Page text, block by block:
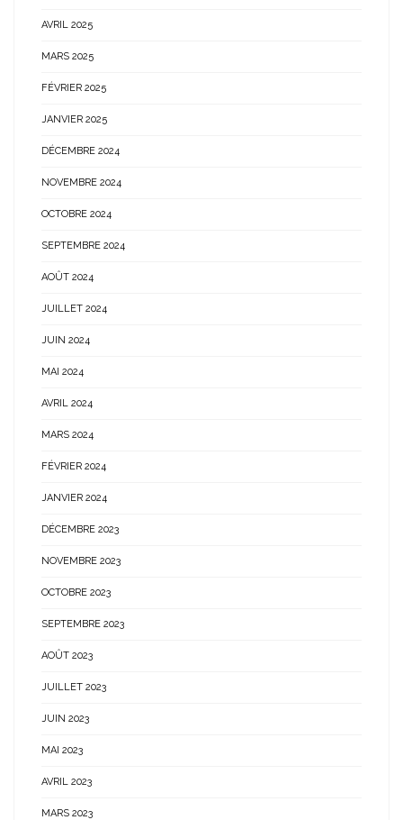
AVRIL 2025
MARS 2025
FÉVRIER 2025
JANVIER 2025
DÉCEMBRE 2024
NOVEMBRE 2024
OCTOBRE 2024
SEPTEMBRE 2024
AOÛT 2024
JUILLET 2024
JUIN 2024
MAI 2024
AVRIL 2024
MARS 2024
FÉVRIER 2024
JANVIER 2024
DÉCEMBRE 2023
NOVEMBRE 2023
OCTOBRE 2023
SEPTEMBRE 2023
AOÛT 2023
JUILLET 2023
JUIN 2023
MAI 2023
AVRIL 2023
MARS 2023